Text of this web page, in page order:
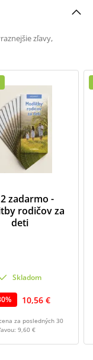
zľavy,
zadarmo -
rodičov za
deti
Skladom
% 10,56 €
za posledných 30
9,60 €